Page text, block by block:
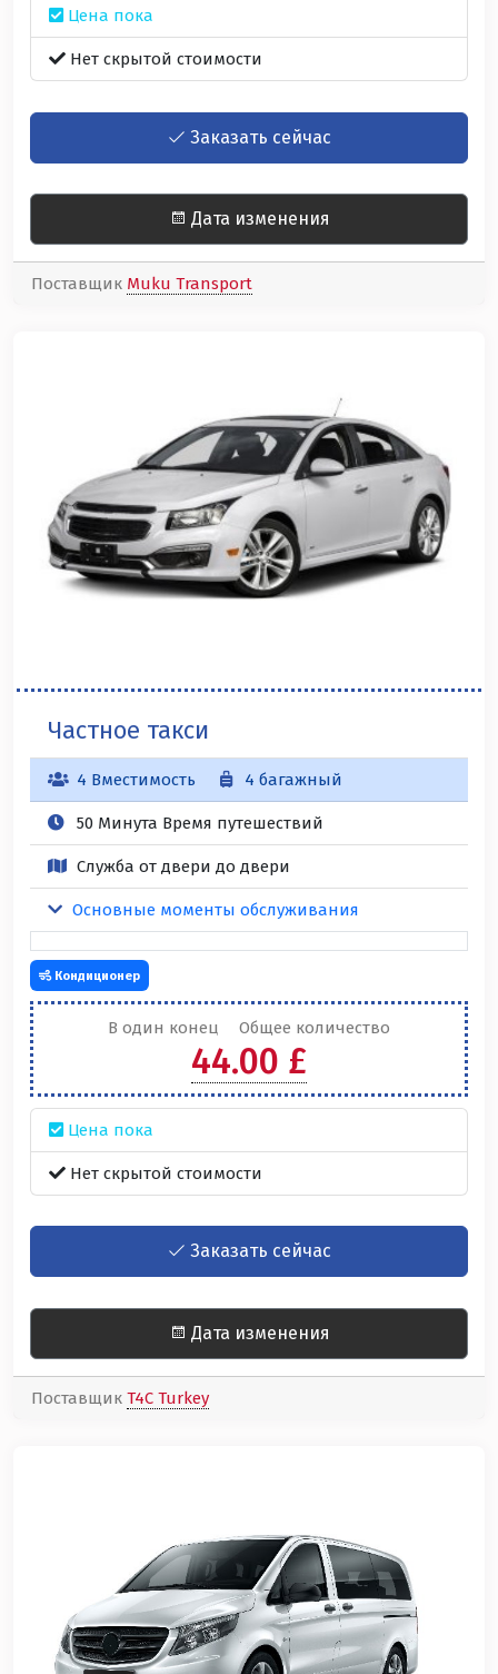
Цена пока
Нет скрытой стоимости
Заказать сейчас
Дата изменения
Поставщик Muku Transport
Частное такси
4 Вместимость 4 багажный
50 Минута Время путешествий
Служба от двери до двери
Основные моменты обслуживания
В один конец Общее количество
44.00 £
Цена пока
Нет скрытой стоимости
Заказать сейчас
Дата изменения
Кондиционер
Поставщик T4C Turkey